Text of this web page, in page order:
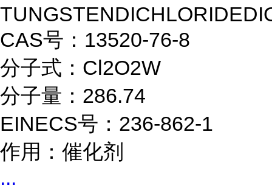
CAS号：13520-76-8
分子式：Cl2O2W
分子量：286.74
EINECS号：236-862-1
作用：催化剂
...